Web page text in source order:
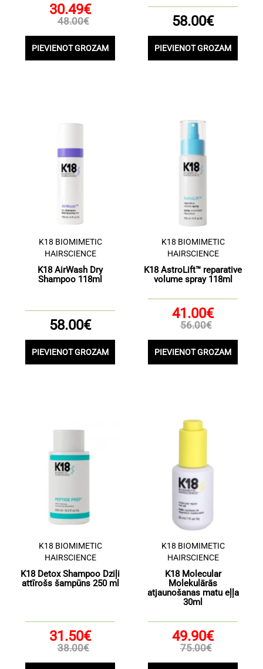
30.49€
48.00€
PIEVIENOT GROZAM
58.00€
PIEVIENOT GROZAM
K18 BIOMIMETIC
HAIRSCIENCE
K18 AirWash Dry
Shampoo 118ml
58.00€
PIEVIENOT GROZAM
K18 BIOMIMETIC
HAIRSCIENCE
K18 AstroLift™ reparative
volume spray 118ml
41.00€
56.00€
PIEVIENOT GROZAM
K18 BIOMIMETIC
HAIRSCIENCE
K18 Detox Shampoo Dziļi
attīrošs šampūns 250 ml
31.50€
38.00€
K18 BIOMIMETIC
HAIRSCIENCE
K18 Molecular
Molekulārās
atjaunošanas matu eļļa
30ml
49.90€
75.00€